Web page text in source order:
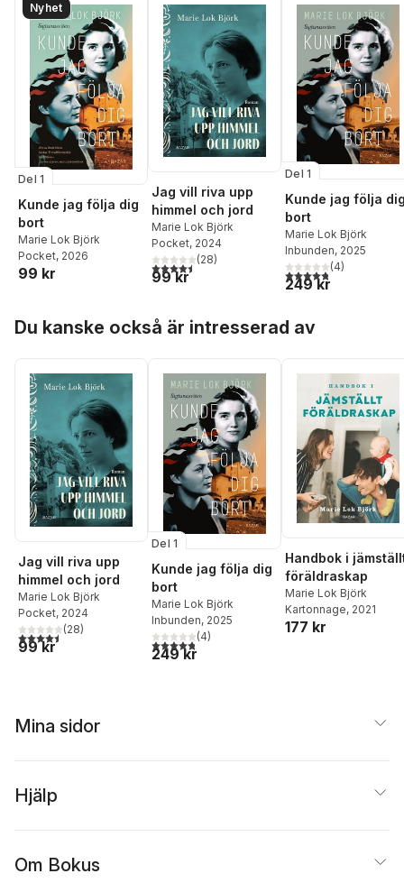
Nyhet
Del 1
Kunde jag följa dig
bort
Marie Lok Björk
Pocket, 2026
99 kr
Jag vill riva upp
himmel och jord
Marie Lok Björk
Pocket, 2024
4,5utav 5 stjärnor. Totalt antal röster:
(28)
99 kr
Del 1
Kunde jag följa
bort
Marie Lok Björk
Inbunden, 2025
4,8utav 5 stjärnor.
(4)
249 kr
Du kanske också är intresserad av
Jag vill riva upp
himmel och jord
Marie Lok Björk
Pocket, 2024
4,5utav 5 stjärnor. Totalt antal röster:
(28)
99 kr
Del 1
Kunde jag följa dig
bort
Marie Lok Björk
Inbunden, 2025
4,8utav 5 stjärnor. Totalt antal röster:
(4)
249 kr
Handbok i
föräldraskap
Marie Lok Björk
Kartonnage, 2021
177 kr
Mina sidor
Hjälp
Om Bokus